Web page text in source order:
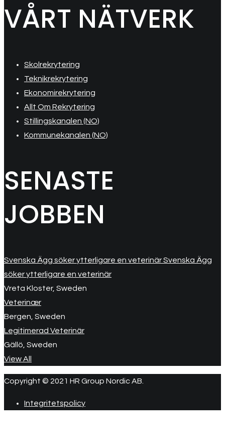
VÅRT NÄTVERK
Skolrekrytering
Teknikrekrytering
Ekonomirekrytering
Allt Om Rekrytering
Stillingskanalen (NO)
Kommunekanalen (NO)
SENASTE
JOBBEN
Svenska Ägg söker ytterligare en veterinär Svenska Ägg
söker ytterligare en veterinär
Vreta Kloster, Sweden
Veterinær
Bergen, Sweden
Legitimerad Veterinär
Gällö, Sweden
View All
Copyright © 2021 HR Group Nordic AB.
Integritetspolicy